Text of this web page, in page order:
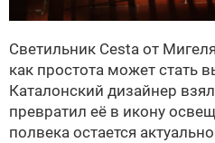
Светильник Cesta от
как простота может стать
Каталонский дизайнер
превратил её в икону
полвека остается